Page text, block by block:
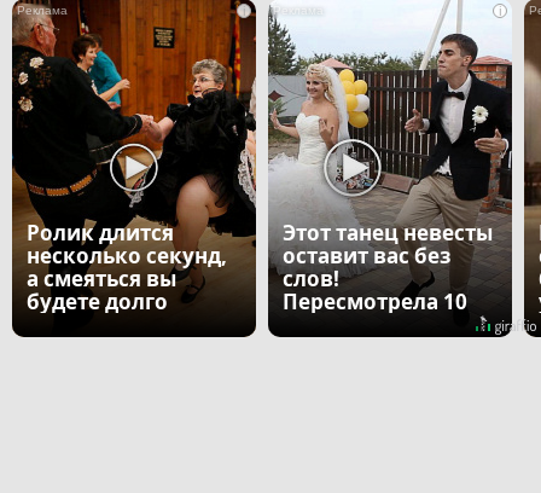
i
Ролик длится
несколько секунд,
а смеяться вы
будете долго
i
Этот танец невесты
оставит вас без
слов!
Пересмотрела 10